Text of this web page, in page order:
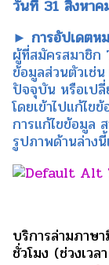
วันที่ 31 สิงหา
► การอัปเดตห
ผู้ที่สมัครสมาชิก
ข้อมูลส่วนตัวเช่
ปัจจุบัน หรือเปลี่
โดยเข้าไปแก้ไ
การแก้ไขข้อมูล
รูปภาพด้านล่างนี้
บริการล่ามภาษ
ชั่วโมง (ช่วงเว